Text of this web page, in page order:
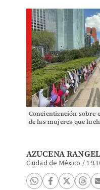
Concientización sobre
de las mujeres que
AZUCENA RANGEL
Ciudad de México /